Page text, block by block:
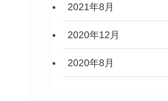
2021年8月
2020年12月
2020年8月